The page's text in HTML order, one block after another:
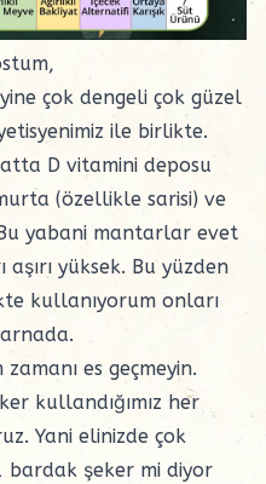
çok dengeli çok güzel
ile birlikte.
D vitamini deposu
(özellikle sarisi) ve
yabani mantarlar evet
yüksek. Bu yüzden
kullanıyorum onları
es geçmeyin.
kullandığımız her
Yani elinizde çok
bardak şeker mi diyor